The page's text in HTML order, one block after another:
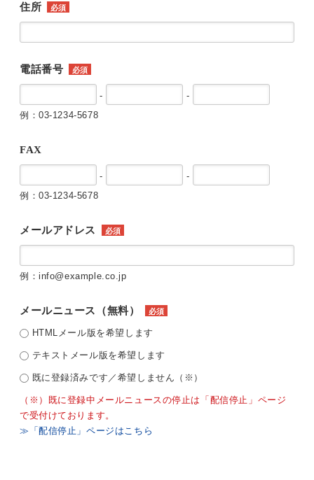
住所 必須
電話番号 必須
-
-
例：03-1234-5678
FAX
-
-
例：03-1234-5678
メールアドレス 必須
例：info@example.co.jp
メールニュース（無料） 必須
HTMLメール版を希望します
テキストメール版を希望します
既に登録済みです／希望しません（※）
（※）既に登録中メールニュースの停止は「配信停止」ページ
で受付けております。
≫「配信停止」ページはこちら